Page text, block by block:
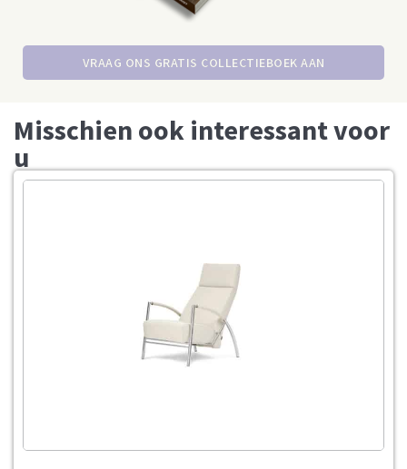
VRAAG ONS GRATIS COLLECTIEBOEK AAN
Misschien ook interessant voor
u